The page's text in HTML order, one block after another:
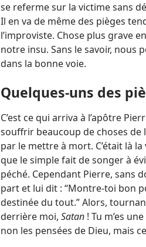
se referme sur la victime sans
Il en va de même des pièges
l’improviste. Chose plus grave
notre insu. Sans le savoir, nous
dans la bonne voie.
Quelques-uns des
C’est ce qui arriva à l’apôtre
souffrir beaucoup de choses
par le mettre à mort. C’était là
que le simple fait de songer à
péché. Cependant Pierre, sans
part et lui dit : “Montre-​toi bon
destinée du tout.” Alors,
derrière moi, Satan ! Tu m’es
non les pensées de Dieu, mais